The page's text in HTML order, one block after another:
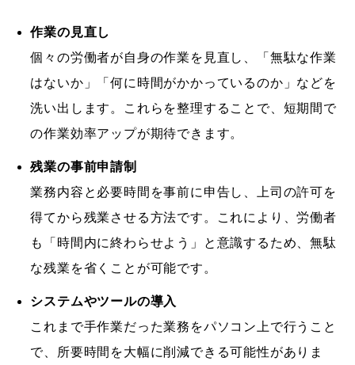
作業の見直し
個々の労働者が自身の作業を見直し、「無駄な作業
はないか」「何に時間がかかっているのか」などを
洗い出します。これらを整理することで、短期間で
の作業効率アップが期待できます。
残業の事前申請制
業務内容と必要時間を事前に申告し、上司の許可を
得てから残業させる方法です。これにより、労働者
も「時間内に終わらせよう」と意識するため、無駄
な残業を省くことが可能です。
システムやツールの導入
これまで手作業だった業務をパソコン上で行うこと
で、所要時間を大幅に削減できる可能性がありま